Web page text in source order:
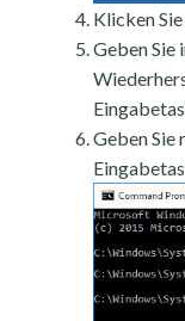
Klicken
Geben Sie
Geben Sie